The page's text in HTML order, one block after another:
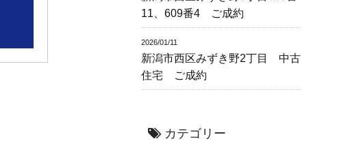
11、609番4 ご成約
2026/01/11
新潟市西区みずき野2丁目 中古
住宅 ご成約
カテゴリー